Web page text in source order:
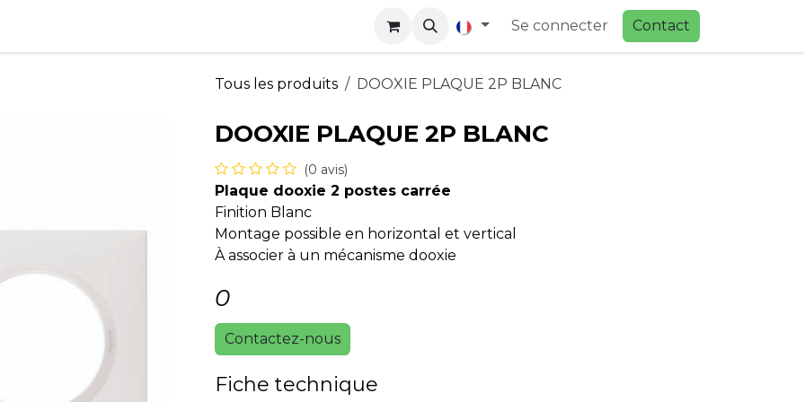
Carrières Se connecter Contact
Tous les produits DOOXIE PLAQUE 2P BLANC
DOOXIE PLAQUE 2P BLANC
(0 avis)
Plaque dooxie 2 postes carrée
Finition Blanc
Montage possible en horizontal et vertical
À associer à un mécanisme dooxie
0
Contactez-nous
Fiche technique